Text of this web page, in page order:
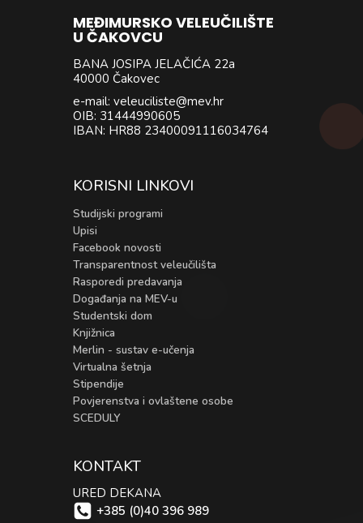
MEĐIMURSKO VELEUČILIŠTE
U ČAKOVCU
BANA JOSIPA JELAČIĆA 22a
40000 Čakovec
e-mail: veleuciliste@mev.hr
OIB: 31444990605
IBAN: HR88 23400091116034764
KORISNI LINKOVI
Studijski programi
Upisi
Facebook novosti
Transparentnost veleučilišta
Rasporedi predavanja
Događanja na MEV-u
Studentski dom
Knjižnica
Merlin - sustav e-učenja
Virtualna šetnja
Stipendije
Povjerenstva i ovlaštene osobe
SCEDULY
KONTAKT
URED DEKANA
+385 (0)40 396 989